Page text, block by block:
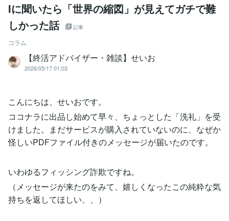
Iに聞いたら「世界の縮図」が見えてガチで難
しかった話
記事
コラム
【終活アドバイザー・雑談】せいお
2026/05/17 01:03
こんにちは、せいおです。
ココナラに出品し始めて早々、ちょっとした「洗礼」を受
けました。まだサービスが購入されていないのに、なぜか
怪しいPDFファイル付きのメッセージが届いたのです。
いわゆるフィッシング詐欺ですね。
（メッセージが来たのをみて、嬉しくなったこの純粋な気
持ちを返してほしい、、）